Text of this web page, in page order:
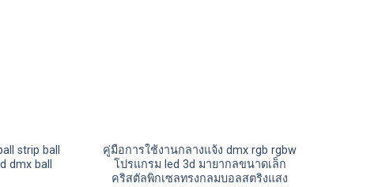
strip ball
dmx ball
คู่มือการใช้งานกลางแจ้ง dmx rgb rgbw
โปรแกรม led 3d มายากลขนาดเล็ก
คริสตัลพิกเซลทรงกลมบอลสตริงแสง